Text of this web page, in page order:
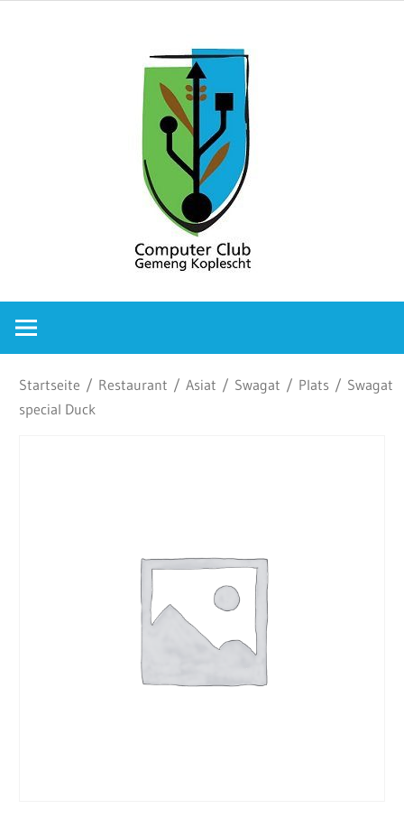
Club
Startseite / Restaurant /Asiat / Swagat / Plats / Swagat
special Duck